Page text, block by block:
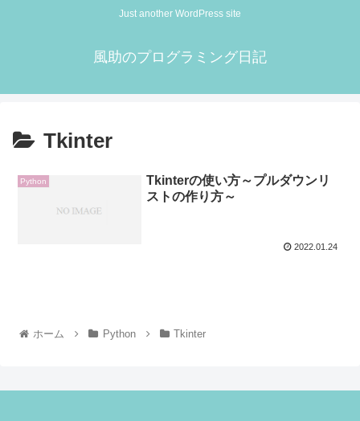
Just another WordPress site
風助のプログラミング日記
Tkinter
Python
Tkinterの使い方～プルダウンリ
ストの作り方～
2022.01.24
ホーム Python Tkinter